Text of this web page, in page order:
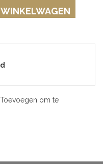
Toevoegen om te